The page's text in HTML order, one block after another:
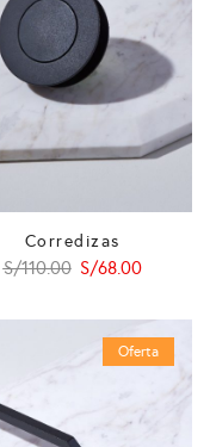
Corredizas
S/110.00 El
S/68.00El
es:
S/68.00.
Oferta